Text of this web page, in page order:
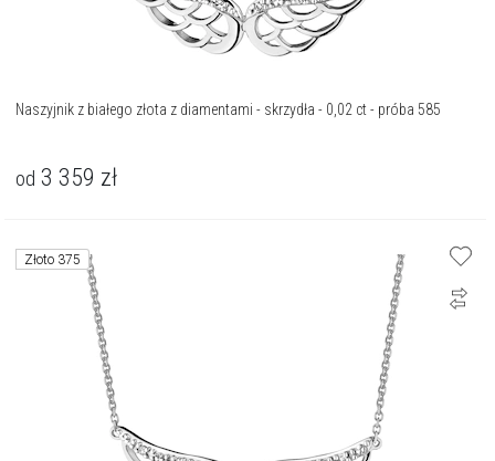
Naszyjnik z białego złota z diamentami - skrzydła - 0,02 ct - próba 585
od 3 359 zł
Złoto 375